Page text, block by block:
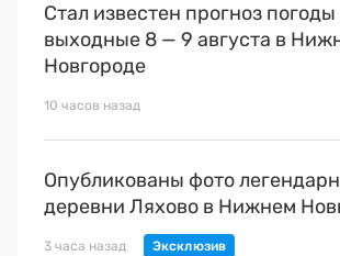
Стал известен прогноз погоды
выходные 8 — 9 августа в
Новгороде
10 часов назад
Опубликованы фото
деревни Ляхово в Нижнем
3 часа назад